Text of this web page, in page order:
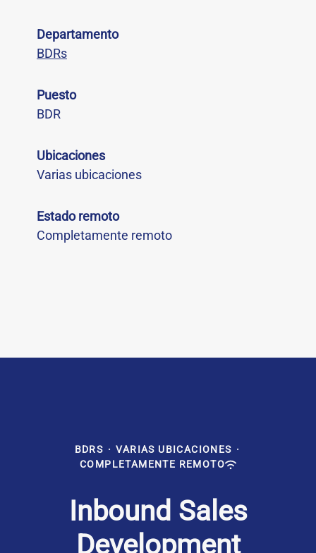
Departamento
BDRs
Puesto
BDR
Ubicaciones
Varias ubicaciones
Estado remoto
Completamente remoto
BDRS · VARIAS UBICACIONES ·
COMPLETAMENTE REMOTO
Inbound Sales
Development